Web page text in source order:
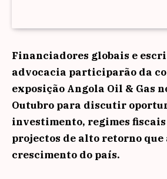
Financiadores globais e
advocacia participarão da
exposição Angola Oil & Gas
Outubro para discutir
investimento, regimes
projectos de alto retorno que
crescimento do país.